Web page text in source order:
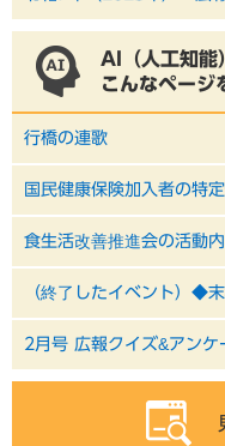
AI（人工知能
こんなページ
行橋の連歌
国民健康保険加入者の特
食生活改善推進会の活動
（終了したイベント）◆
2月号 広報クイズ&アンケ